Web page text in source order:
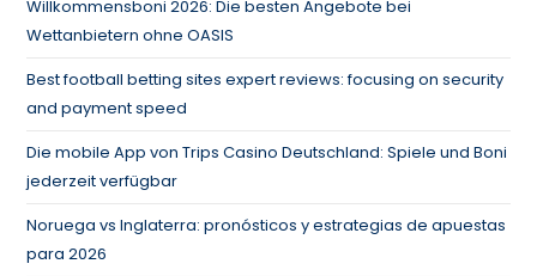
Willkommensboni 2026: Die besten Angebote bei
Wettanbietern ohne OASIS
Best football betting sites expert reviews: focusing on security
and payment speed
Die mobile App von Trips Casino Deutschland: Spiele und Boni
jederzeit verfügbar
Noruega vs Inglaterra: pronósticos y estrategias de apuestas
para 2026